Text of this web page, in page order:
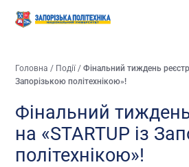
Головна / Події/Фінальний тиждень
Запорізькою політехнікою»!
Фінальний тиждень
на «STARTUP із
політехнікою»!